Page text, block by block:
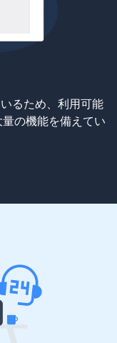
るため、利用可能
の機能を備えてい